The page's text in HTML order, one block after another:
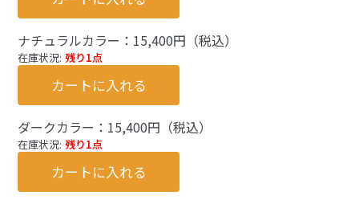
ナチュラルカラー：15,400円（税込）
在庫状況: 残り1点
カートに入れる
ダークカラー：15,400円（税込）
在庫状況: 残り1点
カートに入れる